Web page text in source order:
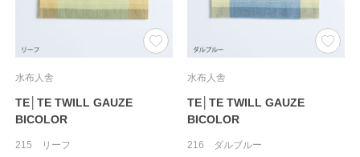
水布人舎
TE│TE TWILL GAUZE
BICOLOR
215 リーフ
水布人舎
TE│TE TWILL GAUZE
BICOLOR
216 ダルブルー